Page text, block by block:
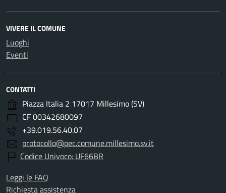
VIVERE IL COMUNE
Luoghi
Eventi
CONTATTI
Piazza Italia 2 17017 Millesimo (SV)
CF 00342680097
+39.019.56.40.07
protocollo@pec.comune.millesimo.sv.it
Codice Univoco: UF66BR
Leggi le FAQ
Richiesta assistenza